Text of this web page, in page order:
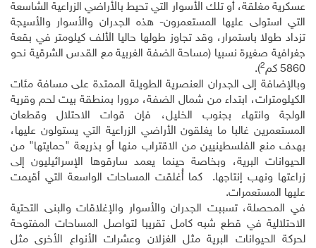
عسكرية مغلقة، أو تلك الأسوار التي تحيط بالأراضي الزراعية الشاسعة
التي استولى عليها المستعمرون- هذه الجدران والأسوار والأسيجة
تزداد طولا باستمرار، وقد تجاوز طولها حاليا الألف كيلومتر في بقعة
جغرافية صغيرة نسبيا (مساحة الضفة الغربية مع القدس الشرقية نحو
5860 كم
2
).
وبالإضافة إلى الجدران العنصرية الطويلة الممتدة على مسافة مئات
الكيلومترات، ابتداء من شمال الضفة، مرورا بمنطقة بيت لحم وقرية
الولجة وانتهاء بجنوب الخليل، فإن قوات الاحتلال وقطعان
المستعمرين غالبا ما يغلقون الأراضي الزراعية التي يستولون عليها،
بهدف منع الفلسطينيين من الاقتراب منها أو بذريعة "حمايتها" من
الحيوانات البرية، وبخاصة حينما يعمد سارقوها الإسرائيليون إلى
زراعتها ونهب إنتاجها. كما أُغلقت المساحات الواسعة التي أقيمت
عليها المستعمرات.
في المحصلة، تسببت الجدران والأسوار والإغلاقات والبنى التحتية
الاحتلالية في قطع شبه كامل تقريبا لتواصل المساحات المفتوحة
لحركة الحيوانات البرية مثل الغزلان وعشرات الأنواع الأخرى مثل